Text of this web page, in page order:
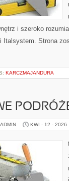
i szeroko
Italsystem. Strona
KARCZMAJANDURA
KWI - 12 - 2026